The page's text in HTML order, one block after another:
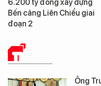
súng với khủng bố, bảo vệ
yếu nhân
THẾ GIỚI
Ông